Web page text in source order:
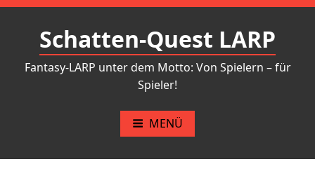
Zum
springenSchatten-Quest LARP
Fantasy-LARP unter dem Motto: Von Spielern – für
Spieler!
MENÜ